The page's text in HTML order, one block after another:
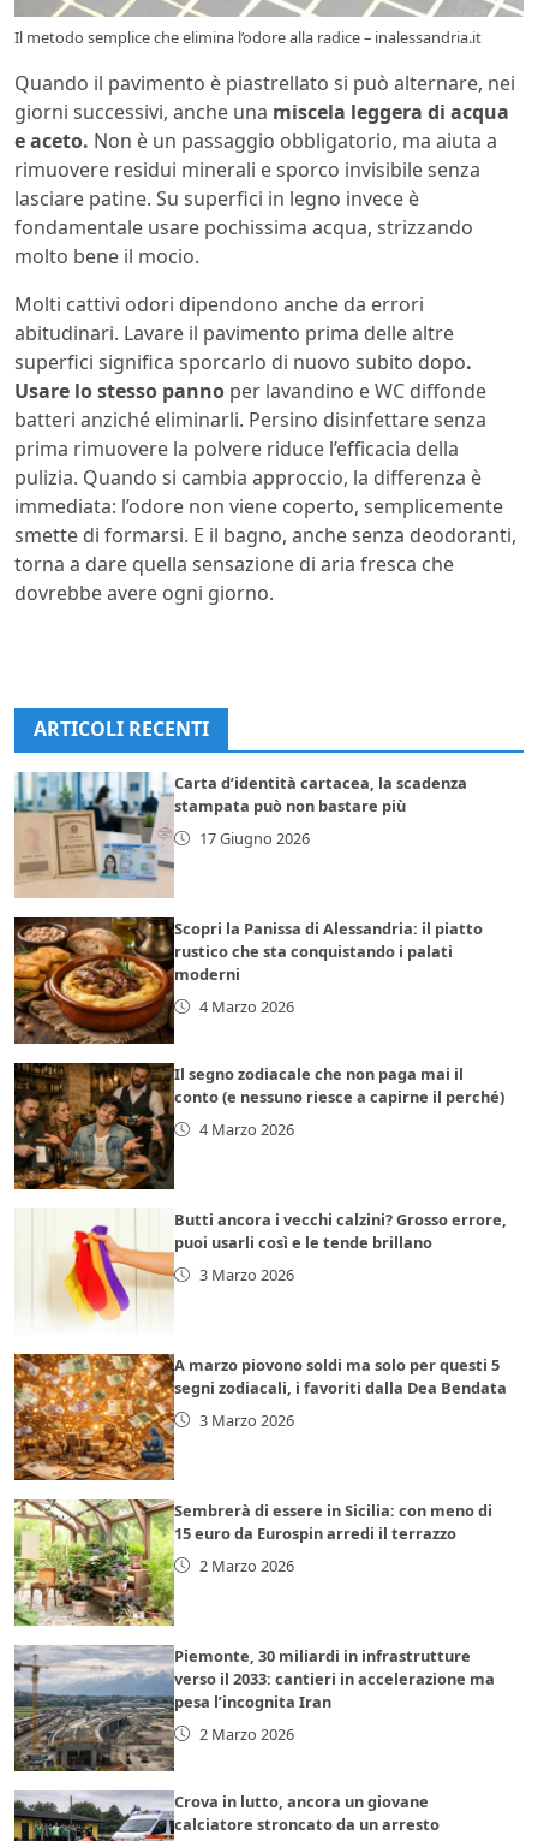
Il metodo semplice che elimina l’odore alla radice – inalessandria.it
Quando il pavimento è piastrellato si può alternare, nei
giorni successivi, anche una miscela leggera di acqua
e aceto. Non è un passaggio obbligatorio, ma aiuta a
rimuovere residui minerali e sporco invisibile senza
lasciare patine. Su superfici in legno invece è
fondamentale usare pochissima acqua, strizzando
molto bene il mocio.
Molti cattivi odori dipendono anche da errori
abitudinari. Lavare il pavimento prima delle altre
superfici significa sporcarlo di nuovo subito dopo.
Usare lo stesso panno per lavandino e WC diffonde
batteri anziché eliminarli. Persino disinfettare senza
prima rimuovere la polvere riduce l’efficacia della
pulizia. Quando si cambia approccio, la differenza è
immediata: l’odore non viene coperto, semplicemente
smette di formarsi. E il bagno, anche senza deodoranti,
torna a dare quella sensazione di aria fresca che
dovrebbe avere ogni giorno.
ARTICOLI RECENTI
Carta d’identità cartacea, la scadenza
stampata può non bastare più
17 Giugno 2026
Scopri la Panissa di Alessandria: il piatto
rustico che sta conquistando i palati
moderni
4 Marzo 2026
Il segno zodiacale che non paga mai il
conto (e nessuno riesce a capirne il perché)
4 Marzo 2026
Butti ancora i vecchi calzini? Grosso errore,
puoi usarli così e le tende brillano
3 Marzo 2026
A marzo piovono soldi ma solo per questi 5
segni zodiacali, i favoriti dalla Dea Bendata
3 Marzo 2026
Sembrerà di essere in Sicilia: con meno di
15 euro da Eurospin arredi il terrazzo
2 Marzo 2026
Piemonte, 30 miliardi in infrastrutture
verso il 2033: cantieri in accelerazione ma
pesa l’incognita Iran
2 Marzo 2026
Crova in lutto, ancora un giovane
calciatore stroncato da un arresto